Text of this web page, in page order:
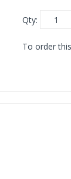
Qty:
To order